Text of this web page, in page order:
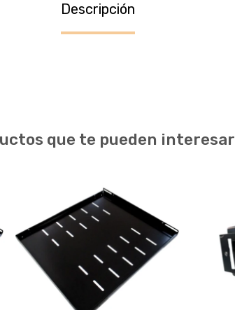
Descripción
que te pueden interesar